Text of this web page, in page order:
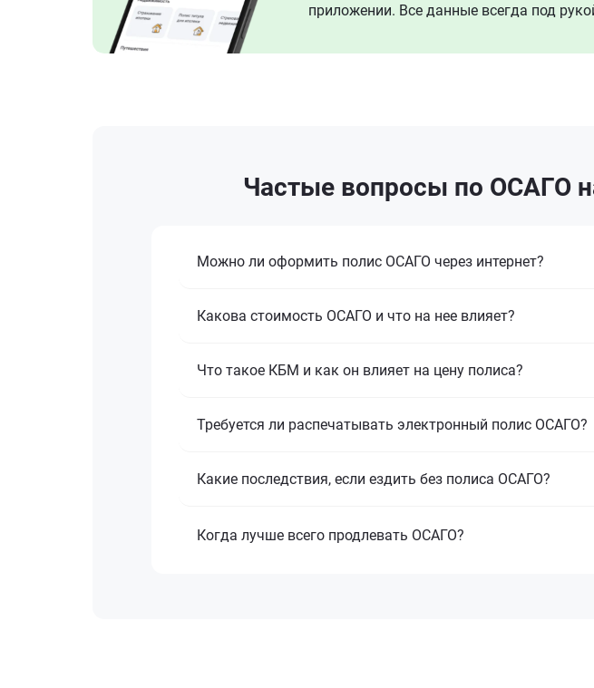
приложении. Все данные всегда под
Частые вопросы по ОСАГО
Можно ли оформить полис ОСАГО через интернет?
Какова стоимость ОСАГО и что на нее влияет?
Что такое КБМ и как он влияет на цену полиса?
Требуется ли распечатывать электронный полис ОСАГО?
Какие последствия, если ездить без полиса ОСАГО?
Когда лучше всего продлевать ОСАГО?